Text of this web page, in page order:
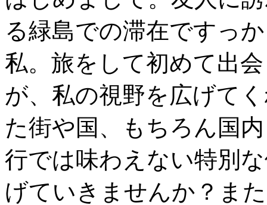
る緑島での滞在ですっ
私。旅をして初めて出
が、私の視野を広げて
た街や国、もちろん国
行では味わえない特別
げていきませんか？ま